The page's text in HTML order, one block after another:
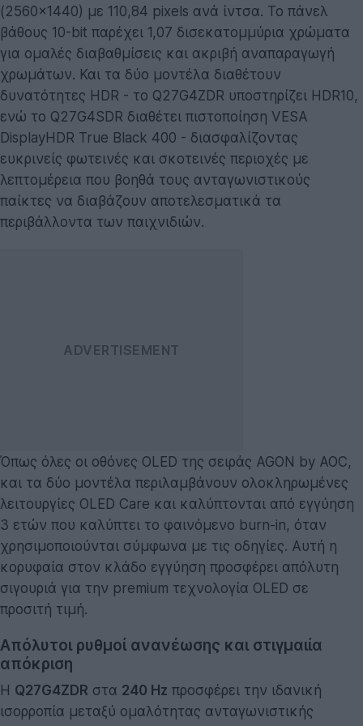
(2560x1440) με 110,84 pixels ανά ίντσα. Το πάνελ
βάθους 10-bit παρέχει 1,07 δισεκατομμύρια χρώματα
για ομαλές διαβαθμίσεις και ακριβή αναπαραγωγή
χρωμάτων. Και τα δύο μοντέλα διαθέτουν
δυνατότητες HDR - το Q27G4ZDR υποστηρίζει HDR10,
ενώ το Q27G4SDR διαθέτει πιστοποίηση VESA
DisplayHDR True Black 400 - διασφαλίζοντας
ευκρινείς φωτεινές και σκοτεινές περιοχές με
λεπτομέρεια που βοηθά τους ανταγωνιστικούς
παίκτες να διαβάζουν αποτελεσματικά τα
περιβάλλοντα των παιχνιδιών.
Όπως όλες οι οθόνες OLED της σειράς AGON by AOC,
και τα δύο μοντέλα περιλαμβάνουν ολοκληρωμένες
λειτουργίες OLED Care και καλύπτονται από εγγύηση
3 ετών που καλύπτει το φαινόμενο burn-in, όταν
χρησιμοποιούνται σύμφωνα με τις οδηγίες. Αυτή η
κορυφαία στον κλάδο εγγύηση προσφέρει απόλυτη
σιγουριά για την premium τεχνολογία OLED σε
προσιτή τιμή.
Απόλυτοι ρυθμοί ανανέωσης και στιγμαιία
απόκριση
Η Q27G4ZDR στα 240 Hz προσφέρει την ιδανική
ισορροπία μεταξύ ομαλότητας ανταγωνιστικής